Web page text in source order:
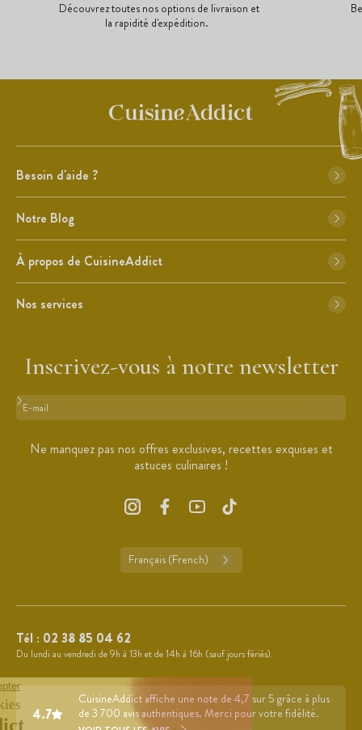
Découvrez toutes nos options de livraison et
la rapidité d'expédition.
Besoin d'aide ?
Notre Blog
À propos de CuisineAddict
Nos services
Inscrivez-vous à notre newsletter
Format : adresse@email.com
Ne manquez pas nos offres exclusives, recettes exquises et
astuces culinaires !
Français (French)
Tél : 02 38 85 04 62
Du lundi au vendredi de 9h à 13h et de 14h à 16h (sauf jours fériés).
4.7
CuisineAddict affiche une note de 4,7 sur 5 grâce à plus
de 3 700 avis authentiques. Merci pour votre fidélité.